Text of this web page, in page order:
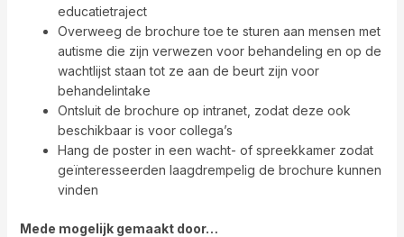
educatietraject
Overweeg de brochure toe te sturen aan mensen met
autisme die zijn verwezen voor behandeling en op de
wachtlijst staan tot ze aan de beurt zijn voor
behandelintake
Ontsluit de brochure op intranet, zodat deze ook
beschikbaar is voor collega’s
Hang de poster in een wacht- of spreekkamer zodat
geïnteresseerden laagdrempelig de brochure kunnen
vinden
Mede mogelijk gemaakt door…